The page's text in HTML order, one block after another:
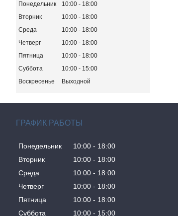
Понедельник 10:00
18:00
Вторник
10:00
18:00
Среда
10:00
18:00
Четверг
10:00
18:00
Пятница
10:00
18:00
Суббота
10:00
15:00
Воскресенье
Выходной
ГРАФИК РАБОТЫ
Понедельник 10:00
18:00
Вторник
10:00
18:00
Среда
10:00
18:00
Четверг
10:00
18:00
Пятница
10:00
18:00
Суббота
10:00 15:00